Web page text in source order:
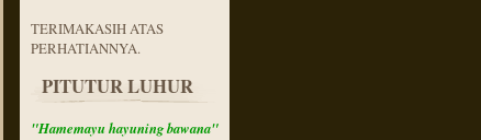
TERIMAKASIH ATAS
PERHATIANNYA.
PITUTUR LUHUR
"Hamemayu hayuning bawana"